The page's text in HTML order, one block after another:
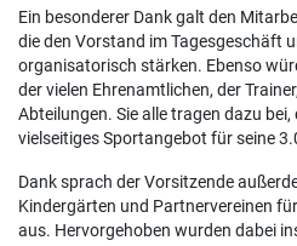
Ein besonderer Dank galt den
die den Vorstand im Tagesgeschäft
organisatorisch stärken. Ebenso
der vielen Ehrenamtlichen, der
Abteilungen. Sie alle tragen dazu bei,
vielseitiges Sportangebot für seine
Dank sprach der Vorsitzende
Kindergärten und Partnervereinen
aus. Hervorgehoben wurden dabei